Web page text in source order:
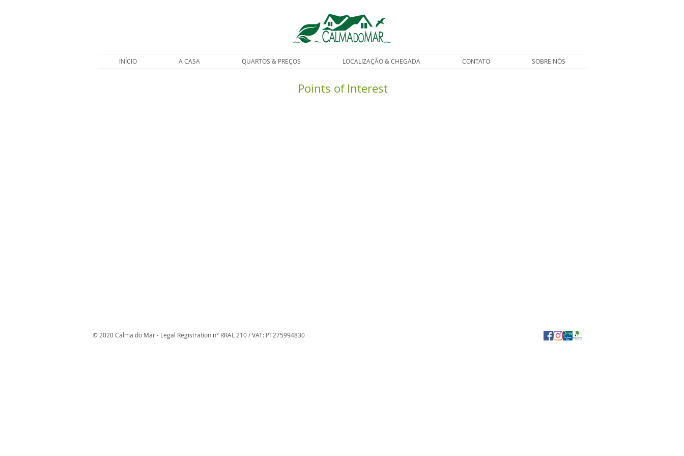
INÍCIO A CASA QUARTOS & PREÇOS LOCALIZAÇÃO & CHEGADA CONTATO SOBRE NÓS
Points of Interest
© 2020 Calma do Mar - Legal Registration n° RRAL 210 / VAT: PT275994830